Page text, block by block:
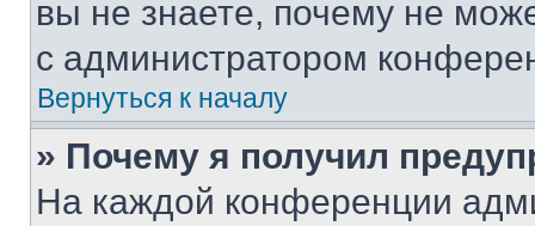
вы не знаете, почему не
с администратором
Вернуться к началу
» Почему я получил
На каждой конференции